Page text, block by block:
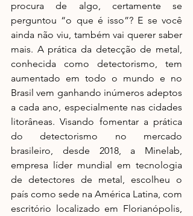
procura de algo, certamente se
perguntou “o que é isso”? E se você
ainda não viu, também vai querer saber
mais. A prática da detecção de metal,
conhecida como detectorismo, tem
aumentado em todo o mundo e no
Brasil vem ganhando inúmeros adeptos
a cada ano, especialmente nas cidades
litorâneas. Visando fomentar a prática
do detectorismo no mercado
brasileiro, desde 2018, a Minelab,
empresa líder mundial em tecnologia
de detectores de metal, escolheu o
país como sede na América Latina, com
escritório localizado em Florianópolis,